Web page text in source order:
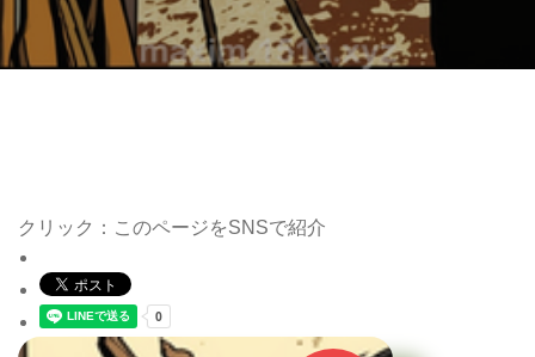
クリック：このページをSNSで紹介